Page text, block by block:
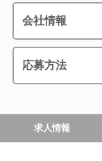
会社情報
応募方法
求人情報